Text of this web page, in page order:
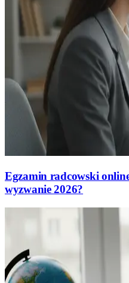
Egzamin radcowski
wyzwanie 2026?